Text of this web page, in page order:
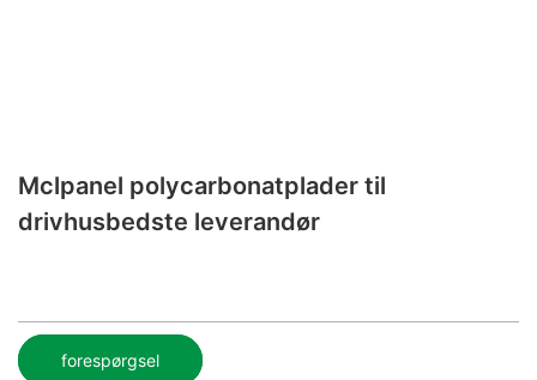
Mclpanel polycarbonatplader til
drivhusbedste leverandør
forespørgsel